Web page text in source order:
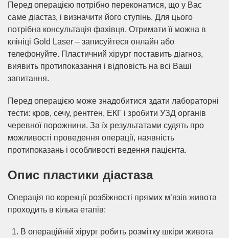
Перед операцією потрібно переконатися, що у Вас
саме діастаз, і визначити його ступінь. Для цього
потрібна консультація фахівця. Отримати її можна в
клініці Gold Laser – записуйтеся онлайн або
телефонуйте. Пластичний хірург поставить діагноз,
виявить протипоказання і відповість на всі Ваші
запитання.
Перед операцією може знадобитися здати лабораторні
тести: кров, сечу, рентген, ЕКГ і зробити УЗД органів
черевної порожнини. За їх результатами судять про
можливості проведення операції, наявність
протипоказань і особливості ведення пацієнта.
Опис пластики діастаза
Операція по корекції розбіжності прямих м’язів живота
проходить в кілька етапів:
В операційній хірург робить розмітку шкіри живота